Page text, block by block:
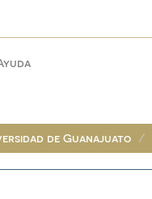
de Guanajuato